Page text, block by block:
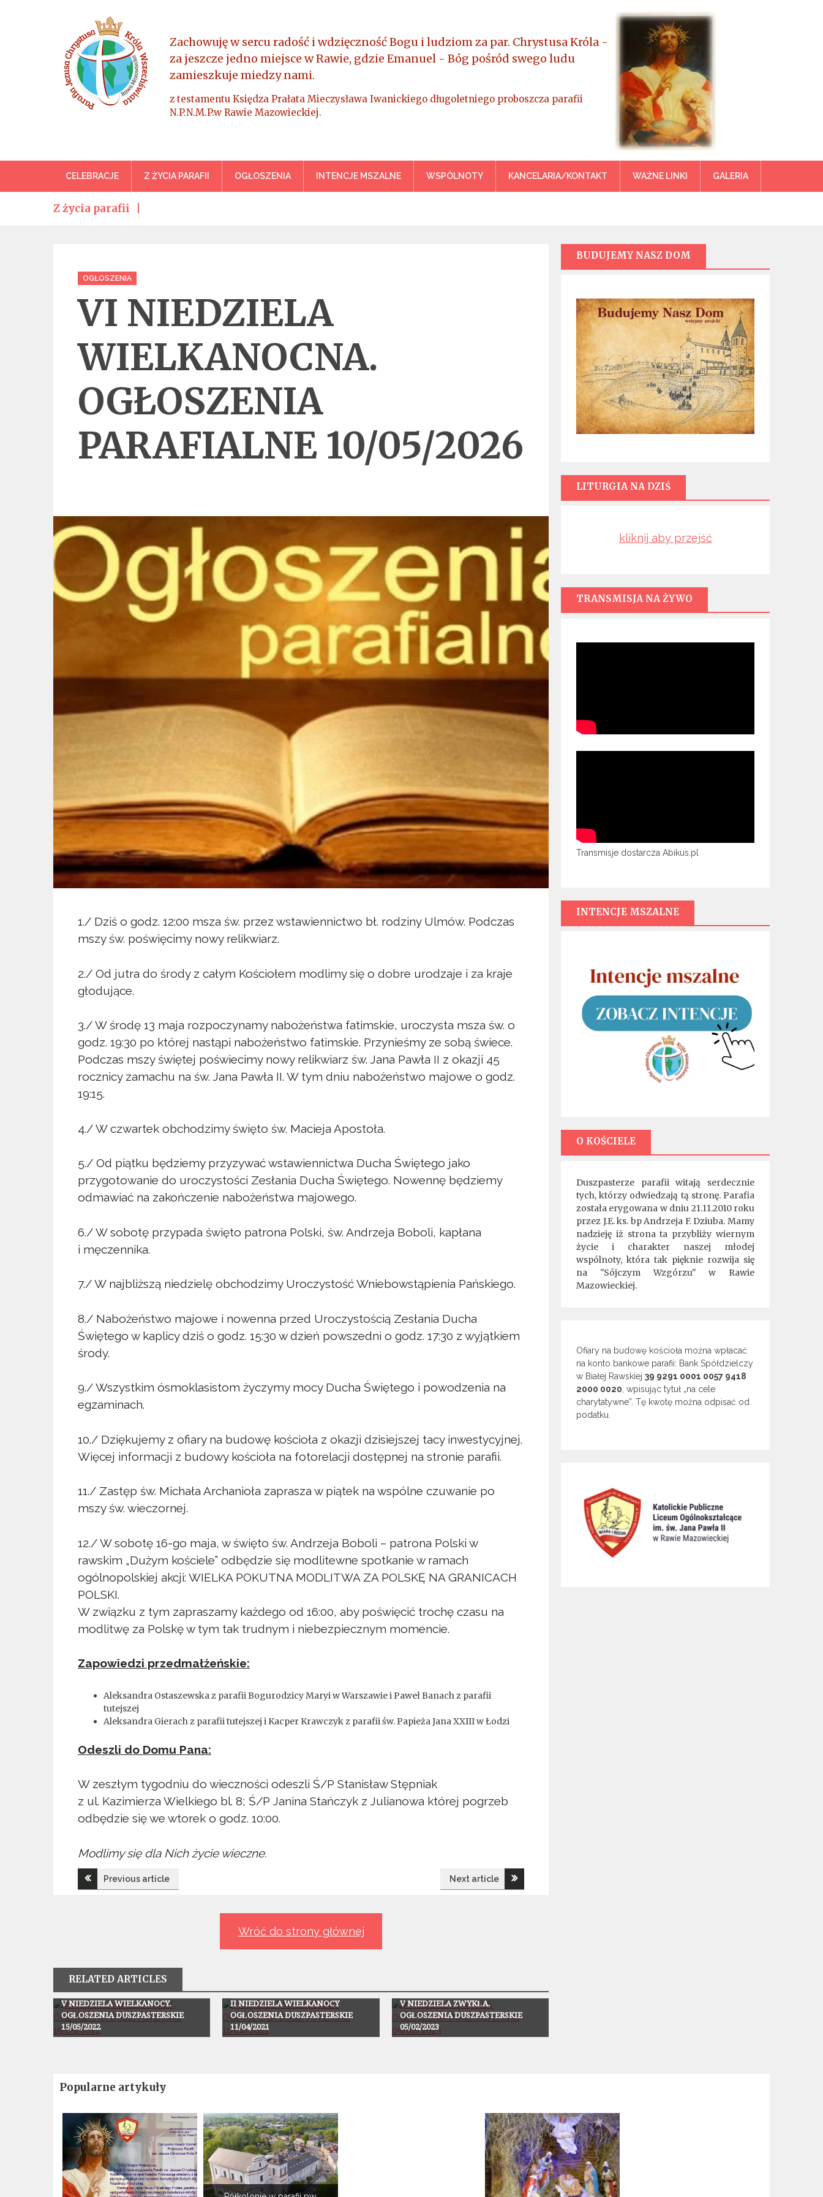
Parafia Jezusa Chrystusa Króla Wszechświata – Rawa Mazowiecka
Zachowuję w sercu radość i wdzięczność Bogu i ludziom za par. Chrystusa Króla -
za jeszcze jedno miejsce w Rawie, gdzie Emanuel - Bóg pośród swego ludu
zamieszkuje miedzy nami.
z testamentu Księdza Prałata Mieczysława Iwanickiego długoletniego proboszcza parafii
N.P.N.M.P.w Rawie Mazowieckiej.
CELEBRACJE Z ŻYCIA PARAFII OGŁOSZENIA INTENCJE MSZALNE WSPÓLNOTY KANCELARIA/KONTAKT WAŻNE LINKI GALERIA
Z życia parafii
Categories
OGŁOSZENIA
VI NIEDZIELA
WIELKANOCNA.
OGŁOSZENIA
PARAFIALNE 10/05/2026
1./ Dziś o godz. 12:00 msza św. przez wstawiennictwo bł. rodziny Ulmów. Podczas
mszy św. poświęcimy nowy relikwiarz.
2./ Od jutra do środy z całym Kościołem modlimy się o dobre urodzaje i za kraje
głodujące.
3./ W środę 13 maja rozpoczynamy nabożeństwa fatimskie, uroczysta msza św. o
godz. 19:30 po której nastąpi nabożeństwo fatimskie. Przynieśmy ze sobą świece.
Podczas mszy świętej poświecimy nowy relikwiarz św. Jana Pawła II z okazji 45
rocznicy zamachu na św. Jana Pawła II. W tym dniu nabożeństwo majowe o godz.
19:15.
4./ W czwartek obchodzimy święto św. Macieja Apostoła.
5./ Od piątku będziemy przyzywać wstawiennictwa Ducha Świętego jako
przygotowanie do uroczystości Zesłania Ducha Świętego. Nowennę będziemy
odmawiać na zakończenie nabożeństwa majowego.
6./ W sobotę przypada święto patrona Polski, św. Andrzeja Boboli, kapłana
i męczennika.
7./ W najbliższą niedzielę obchodzimy Uroczystość Wniebowstąpienia Pańskiego.
8./ Nabożeństwo majowe i nowenna przed Uroczystością Zesłania Ducha
Świętego w kaplicy dziś o godz. 15:30 w dzień powszedni o godz. 17:30 z wyjątkiem
środy.
9./ Wszystkim ósmoklasistom życzymy mocy Ducha Świętego i powodzenia na
egzaminach.
10./ Dziękujemy z ofiary na budowę kościoła z okazji dzisiejszej tacy inwestycyjnej.
Więcej informacji z budowy kościoła na fotorelacji dostępnej na stronie parafii.
11./ Zastęp św. Michała Archanioła zaprasza w piątek na wspólne czuwanie po
mszy św. wieczornej.
12./ W sobotę 16-go maja, w święto św. Andrzeja Boboli – patrona Polski w
rawskim „Dużym kościele” odbędzie się modlitewne spotkanie w ramach
ogólnopolskiej akcji: WIELKA POKUTNA MODLITWA ZA POLSKĘ NA GRANICACH
POLSKI.
W związku z tym zapraszamy każdego od 16:00, aby poświęcić trochę czasu na
modlitwę za Polskę w tym tak trudnym i niebezpiecznym momencie.
Zapowiedzi przedmałżeńskie:
Aleksandra Ostaszewska z parafii Bogurodzicy Maryi w Warszawie i Paweł Banach z parafii
tutejszej
Aleksandra Gierach z parafii tutejszej i Kacper Krawczyk z parafii św. Papieża Jana XXIII w Łodzi
Odeszli do Domu Pana:
W zeszłym tygodniu do wieczności odeszli Ś/P Stanisław Stępniak
z ul. Kazimierza Wielkiego bl. 8; Ś/P Janina Stańczyk z Julianowa której pogrzeb
odbędzie się we wtorek o godz. 10:00.
Modlimy się dla Nich życie wieczne.
Nawigacja
Previous article Next article
Wróć do strony głównej
RELATED ARTICLES
Ogłoszenia
V NIEDZIELA WIELKANOCY.
OGŁOSZENIA DUSZPASTERSKIE
15/05/2022
II NIEDZIELA WIELKANOCY
OGŁOSZENIA DUSZPASTERSKIE
11/04/2021
V NIEDZIELA ZWYKŁA.
OGŁOSZENIA DUSZPASTERSKIE
05/02/2023
BUDUJEMY NASZ DOM
LITURGIA NA DZIŚ
kliknij aby przejść
TRANSMISJA NA ŻYWO
Transmisje dostarcza Abikus.pl
INTENCJE MSZALNE
O KOŚCIELE
Duszpasterze parafii witają serdecznie
tych, którzy odwiedzają tą stronę. Parafia
została erygowana w dniu 21.11.2010 roku
przez J.E. ks. bp Andrzeja F. Dziuba. Mamy
nadzieję iż strona ta przybliży wiernym
życie i charakter naszej młodej
wspólnoty, która tak pięknie rozwija się
na "Sójczym Wzgórzu" w Rawie
Mazowieckiej.
Ofiary na budowę kościoła można wpłacać
na konto bankowe parafii: Bank Spółdzielczy
w Białej Rawskiej 39 9291 0001 0057 9418
2000 0020 , wpisując tytuł „na cele
charytatywne”. Tę kwotę można odpisać od
podatku.
Popularne artykuły